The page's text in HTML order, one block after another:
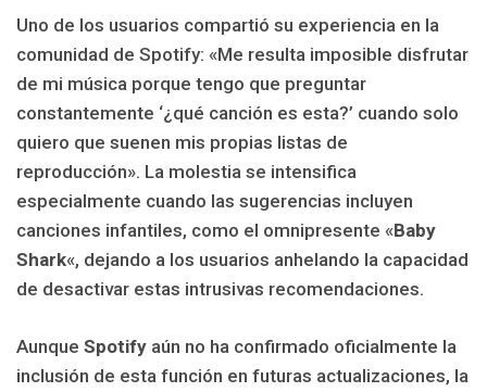
Uno de los usuarios compartió su experiencia en la
comunidad de Spotify: «Me resulta imposible disfrutar
de mi música porque tengo que preguntar
constantemente ‘¿qué canción es esta?’ cuando solo
quiero que suenen mis propias listas de
reproducción». La molestia se intensifica
especialmente cuando las sugerencias incluyen
canciones infantiles, como el omnipresente «Baby
Shark«, dejando a los usuarios anhelando la capacidad
de desactivar estas intrusivas recomendaciones.
Aunque Spotify aún no ha confirmado oficialmente la
inclusión de esta función en futuras actualizaciones, la